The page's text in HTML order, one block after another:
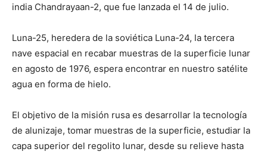
india Chandrayaan-2, que fue lanzada el 14 de julio.
Luna-25, heredera de la soviética Luna-24, la tercera
nave espacial en recabar muestras de la superficie lunar
en agosto de 1976, espera encontrar en nuestro satélite
agua en forma de hielo.
El objetivo de la misión rusa es desarrollar la tecnología
de alunizaje, tomar muestras de la superficie, estudiar la
capa superior del regolito lunar, desde su relieve hasta